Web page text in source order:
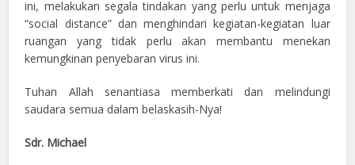
ini, melakukan segala tindakan yang perlu untuk menjaga
“social distance” dan menghindari kegiatan-kegiatan luar
ruangan yang tidak perlu akan membantu menekan
kemungkinan penyebaran virus ini.
Tuhan Allah senantiasa memberkati dan melindungi
saudara semua dalam belaskasih-Nya!
Sdr. Michael